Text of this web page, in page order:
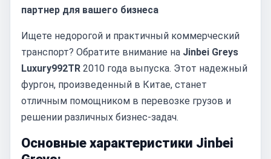
партнер для вашего бизнеса
Ищете недорогой и практичный коммерческий
транспорт? Обратите внимание на Jinbei Greys
Luxury992TR 2010 года выпуска. Этот надежный
фургон, произведенный в Китае, станет
отличным помощником в перевозке грузов и
решении различных бизнес-задач.
Основные характеристики Jinbei